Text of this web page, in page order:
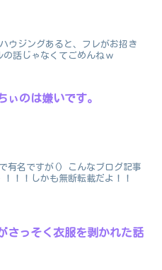
ウジングあると、フレがお招き
話じゃなくてごめんねｗ
ぃのは嫌いです。
有名ですが() こんなブログ記事
！！しかも無断転載だよ！！
さっそく衣服を剥かれた話